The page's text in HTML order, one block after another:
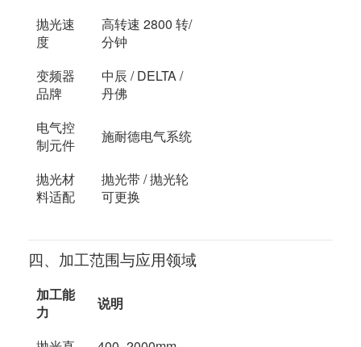
抛光速
度
高转速 2800 转/
分钟
变频器
品牌
中辰 / DELTA /
丹佛
电气控
制元件
施耐德电气系统
抛光材
料适配
抛光带 / 抛光轮
可更换
四、加工范围与应用领域
加工能
力
说明